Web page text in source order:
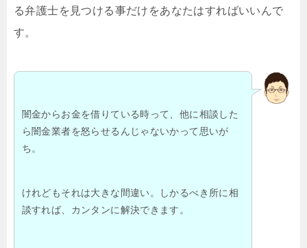
る弁護士を見つける事だけをあなたはすればいいんで
す。
闇金からお金を借りている時って、他に相談した
ら闇金業者を怒らせるんじゃないかって思いが
ち。
けれどもそれは大きな間違い。しかるべき所に相
談すれば、カンタンに解決できます。